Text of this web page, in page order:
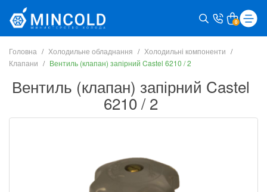
0
Головна Холодильне обладнання
Холодильні компоненти
Клапани
Вентиль (клапан) запірний Castel 6210 / 2
Вентиль (клапан) запірний Castel
6210 / 2